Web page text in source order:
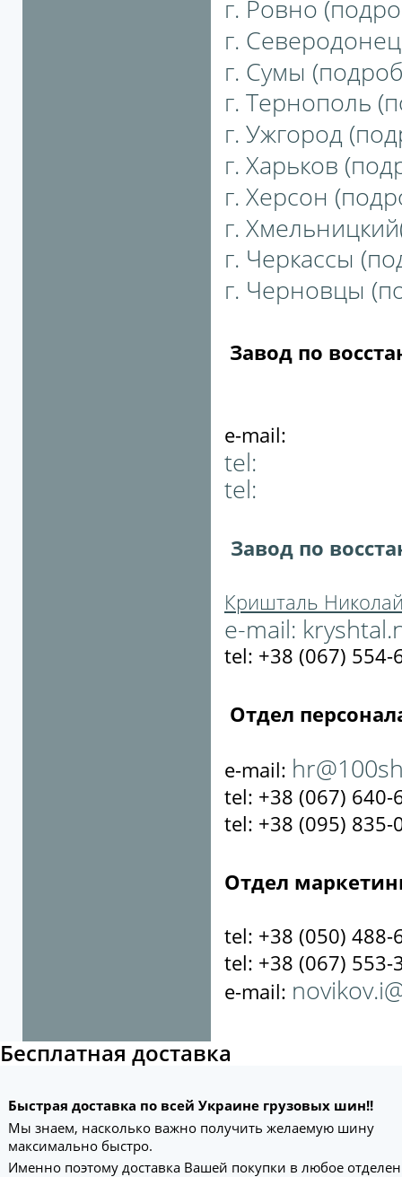
г. Ровно
г.
г. Сумы
г. Тернополь
г. Ужгород
г. Харьков
г. Херсон
г.
г. Черкассы
г. Черновцы
Завод по
e-mail:
tel:
tel:
Завод по
Кришталь
e-mail:
tel: +38 (067) 554-
Отдел
e-mail:
tel: +38 (067) 640-
tel: +38 (095) 835-
Отдел
tel: +38 (050) 488-
tel: +38 (067) 553-
e-mail:
Бесплатная доставка
Быстрая доставка по всей Украине грузовых шин!!
Мы знаем, насколько важно получить желаемую шину
максимально быстро.
Именно поэтому доставка Вашей покупки в любое